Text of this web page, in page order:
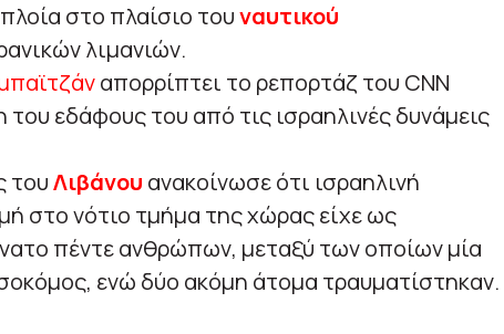
στο πλαίσιο τουναυτικού
λιμανιών.
απορρίπτει το ρεπορτάζ του CNN
του εδάφους του από τις ισραηλινές δυνάμεις
τουΛιβάνου ανακοίνωσε ότι ισραηλινή
στο νότιο τμήμα της χώρας είχε ως
πέντε ανθρώπων, μεταξύ των οποίων μία
ενώ δύο ακόμη άτομα τραυματίστηκαν.